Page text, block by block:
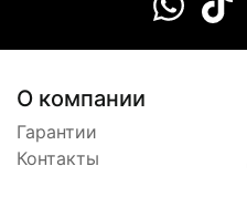
О компании
Гарантии
Контакты